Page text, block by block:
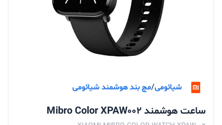
شیائومی/مچ بند هوشمند شیائومی
ساعت هوشمند Mibro Color XPAW002